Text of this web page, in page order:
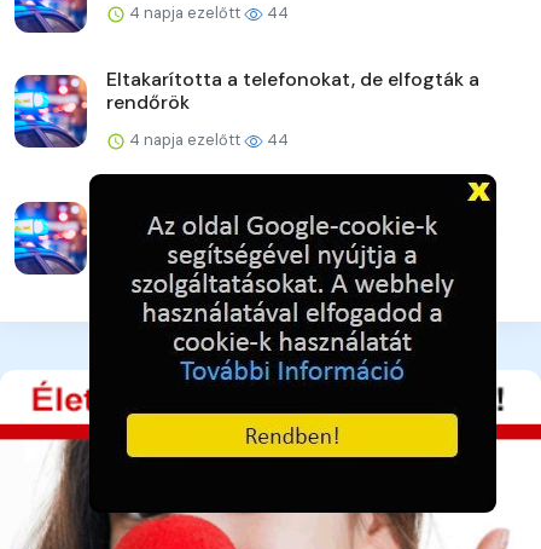
4 napja ezelőtt 44
Eltakarította a telefonokat, de elfogták a
rendőrök
4 napja ezelőtt 44
rendezvényei
4 napja ezelőtt 43